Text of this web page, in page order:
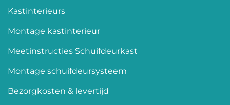
Kastinterieurs
Montage kastinterieur
Meetinstructies Schuifdeurkast
Montage schuifdeursysteem
Bezorgkosten & levertijd